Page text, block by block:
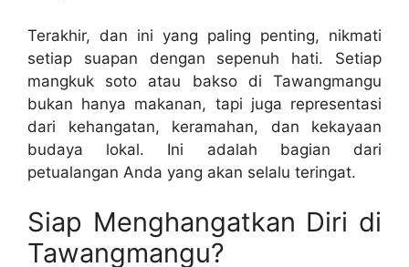
Terakhir, dan ini yang paling penting, nikmati
setiap suapan dengan sepenuh hati. Setiap
mangkuk soto atau bakso di Tawangmangu
bukan hanya makanan, tapi juga representasi
dari kehangatan, keramahan, dan kekayaan
budaya lokal. Ini adalah bagian dari
petualangan Anda yang akan selalu teringat.
Siap Menghangatkan Diri di
Tawangmangu?